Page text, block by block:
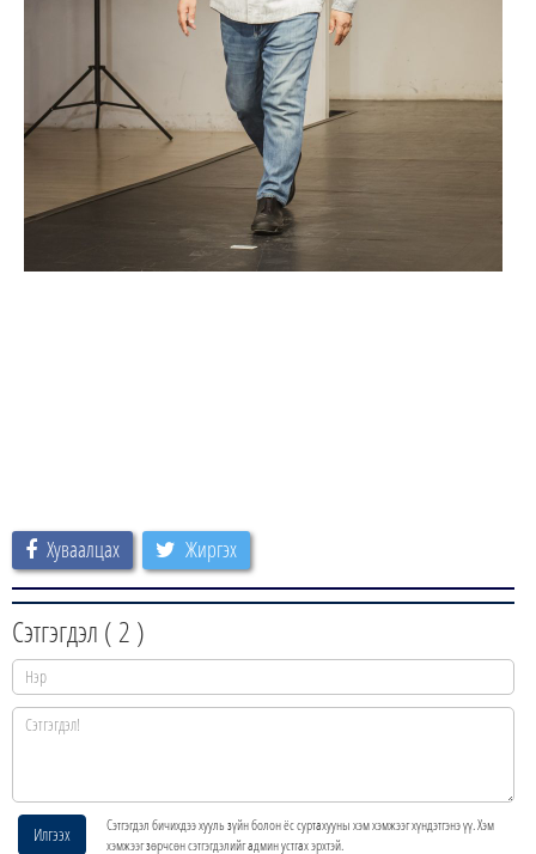
Хуваалцах Жиргэх
Сэтгэгдэл (2 )
Илгээх
Сэтгэгдэл бичихдээ хууль зүйн болон ёс суртахууны хэм хэмжээг хүндэтгэнэ үү. Хэм
хэмжээг зөрчсөн сэтгэгдэлийг админ устгах эрхтэй.